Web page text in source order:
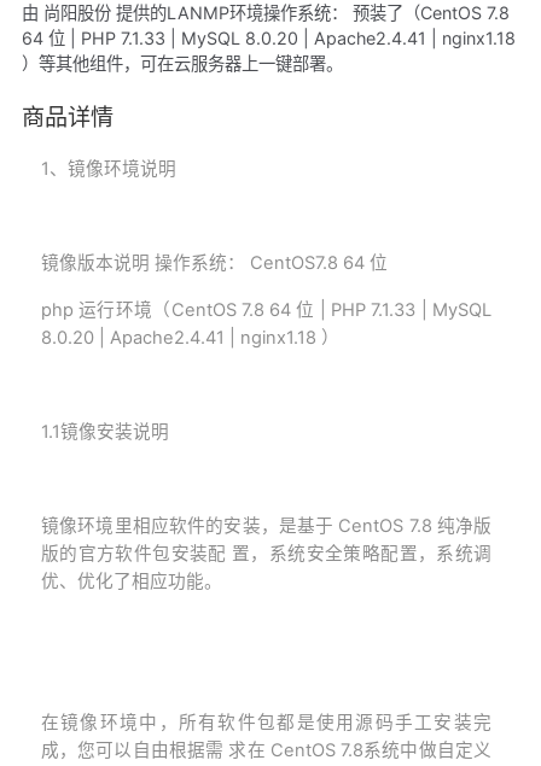
由 尚阳股份 提供的LANMP环境操作系统： 预装了（CentOS 7.8
64 位 | PHP 7.1.33 | MySQL 8.0.20 | Apache2.4.41 | nginx1.18
）等其他组件，可在云服务器上一键部署。
商品详情
1、镜像环境说明
镜像版本说明 操作系统： CentOS7.8 64 位
php 运行环境（CentOS7.8 64 位 | PHP 7.1.33
MySQL
8.0.20
Apache2.4.41 | nginx1.18 ）
1.1镜像安装说明
镜像环境里相应软件的安装，是基于 CentOS 7.8 纯净版
版的官方软件包安装配 置，系统安全策略配置，系统调
优、优化了相应功能。
在镜像环境中，所有软件包都是使用 源码手工安装完
成，您可以自由根据需 求在 CentOS 7.8系统中做自定义